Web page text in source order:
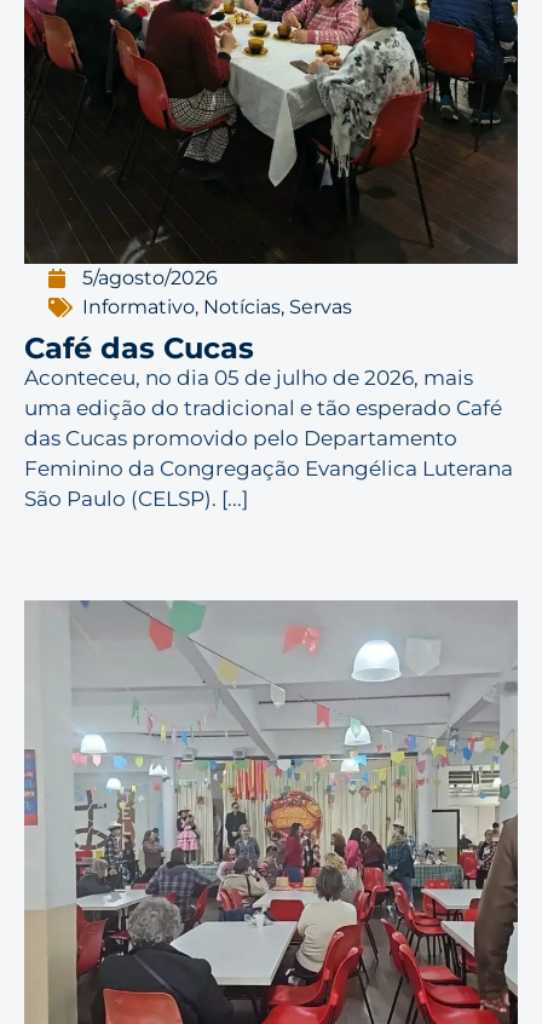
5/agosto/2026
Informativo, Notícias, Servas
Café das Cucas
Aconteceu, no dia 05 de julho de 2026, mais
uma edição do tradicional e tão esperado Café
das Cucas promovido pelo Departamento
Feminino da Congregação Evangélica Luterana
São Paulo (CELSP). [...]